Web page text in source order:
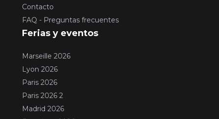
Contacto
FAQ - Preguntas frecuentes
Ferias y eventos
Marseille 2026
Lyon 2026
Paris 2026
Paris 2026 2
Madrid 2026